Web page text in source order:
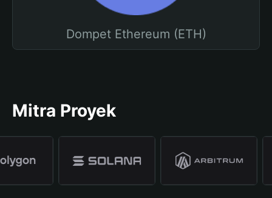
Dompet Ethereum (ETH)
Mitra Proyek